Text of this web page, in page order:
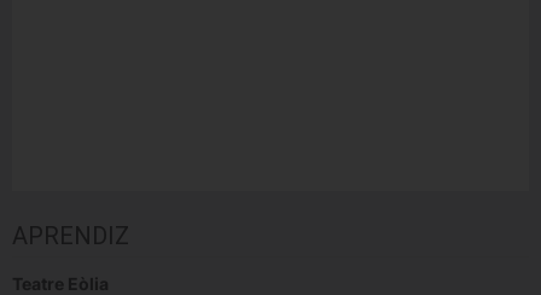
APRENDIZ
Teatre Eòlia